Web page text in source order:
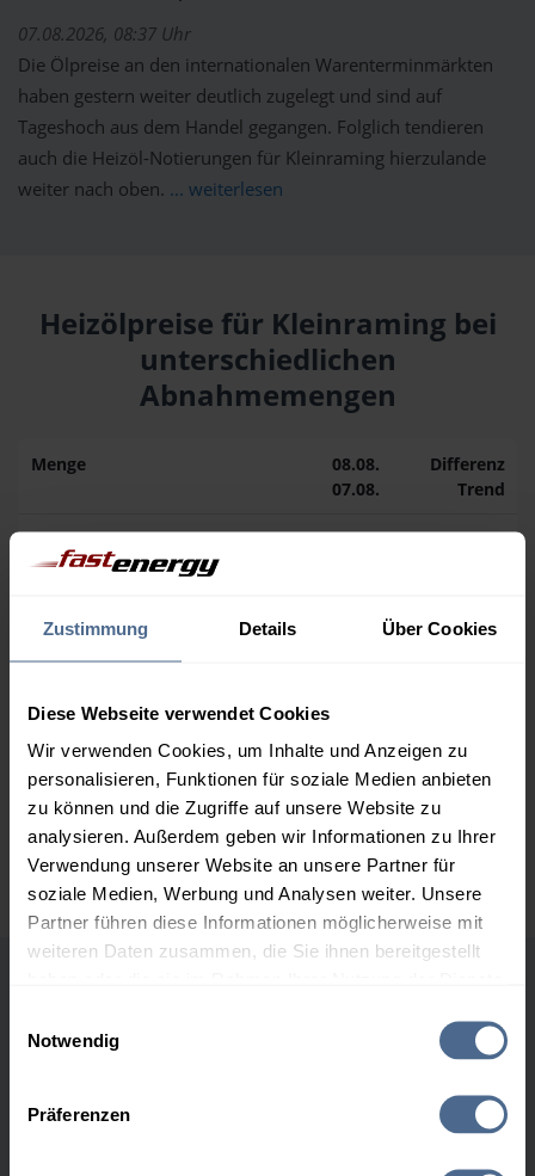
Zustimmung Details Über Cookies
Diese Webseite verwendet Cookies
Wir verwenden Cookies, um Inhalte und Anzeigen zu
personalisieren, Funktionen für soziale Medien anbieten
zu können und die Zugriffe auf unsere Website zu
analysieren. Außerdem geben wir Informationen zu Ihrer
Verwendung unserer Website an unsere Partner für
soziale Medien, Werbung und Analysen weiter. Unsere
Partner führen diese Informationen möglicherweise mit
weiteren Daten zusammen, die Sie ihnen bereitgestellt
Notwendig
Präferenzen
07.08.2026, 08:37 Uhr
Die Ölpreise an den internationalen Warenterminmärkten
haben gestern weiter deutlich zugelegt und sind auf
Tageshoch aus dem Handel gegangen. Folglich tendieren
auch die Heizöl-Notierungen für Kleinraming hierzulande
weiter nach oben. ... weiterlesen
Heizölpreise für Kleinraming bei
unterschiedlichen
Abnahmemengen
Menge
08.08.
07.08.
Differenz
Trend
1.000 Liter
161,07 €
0,00 €
153,64 €
5.000 Liter
152,16 €
0,00 €
Preise für Heizöl in Standardqualität nach Ö-Norm C 1109 in € / 100
Liter inkl. MwSt. und Lieferung bei einer Lieferstelle.
Heizölpreise in Kleinraming
Heizölpreis-Höchstwerte